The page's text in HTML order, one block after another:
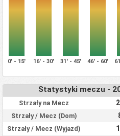
0' - 15' 16' - 30' 31' - 45' 46' - 60'
Statystyki meczu -
Strzały na Mecz
Strzały / Mecz (Dom)
Strzały / Mecz (Wyjazd)